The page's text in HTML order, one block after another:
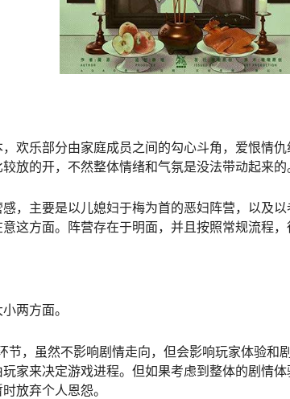
欢乐部分由家庭成员之间的勾心斗角，爱恨情
放的开，不然整体情绪和气氛是没法带动起来的
，主要是以儿媳妇于梅为首的恶妇阵营，以及
这方面。阵营存在于明面，并且按照常规流程，
两方面。
节，虽然不影响剧情走向，但会影响玩家体验和
家来决定游戏进程。但如果考虑到整体的剧情
放弃个人恩怨。